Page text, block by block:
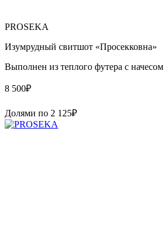
PROSEKA
Изумрудный свитшот «Просекковна»
Выполнен из теплого футера с начесом
8 500₽
Долями по 2 125₽